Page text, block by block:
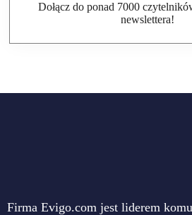
Dołącz do ponad 7000
newslettera!
Firma Evigo.com jest liderem